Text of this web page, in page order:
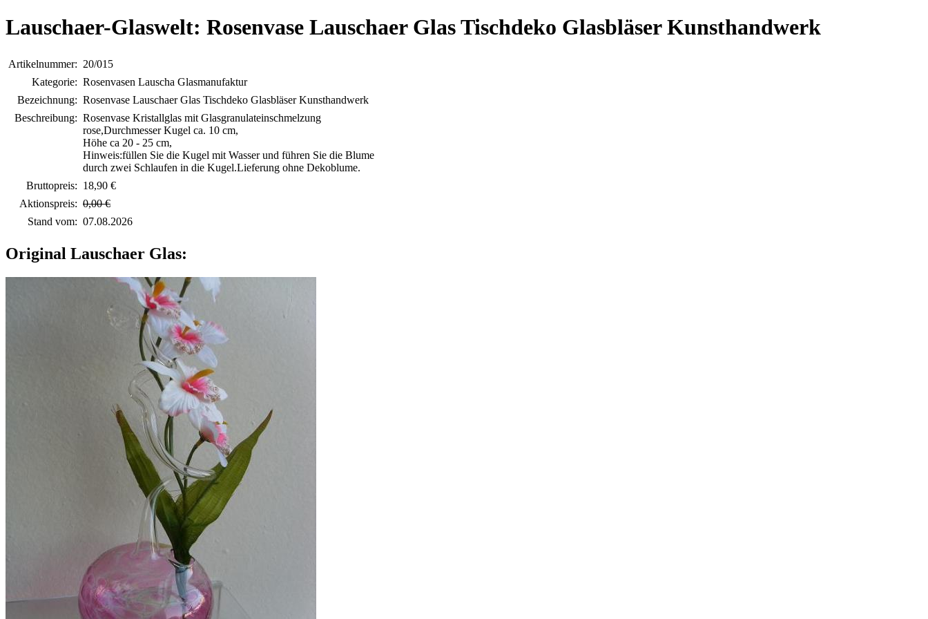
Lauschaer-Glaswelt: Rosenvase Lauschaer Glas Tischdeko Glasbläser Kunsthandwerk
Artikelnummer: 20/015
Kategorie: Rosenvasen Lauscha Glasmanufaktur
Bezeichnung: Rosenvase Lauschaer Glas Tischdeko Glasbläser Kunsthandwerk
Beschreibung: Rosenvase Kristallglas mit Glasgranulateinschmelzung
rose,Durchmesser Kugel ca. 10 cm,
Höhe ca 20 - 25 cm,
Hinweis:füllen Sie die Kugel mit Wasser und führen Sie die Blume
durch zwei Schlaufen in die Kugel.Lieferung ohne Dekoblume.
Bruttopreis: 18,90 €
Aktionspreis: 0,00 €
Stand vom: 07.08.2026
Original Lauschaer Glas: